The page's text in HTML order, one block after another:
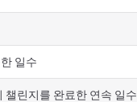
일수
챌린지를 완료한 연속 일수